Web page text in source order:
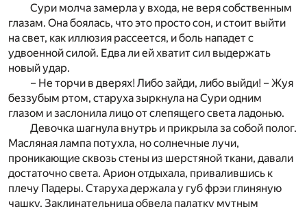
Сури молча замерла у входа, не веря собственным
глазам. Она боялась, что это просто сон, и стоит выйти
на свет, как иллюзия рассеется, и боль нападет с
удвоенной силой. Едва ли ей хватит сил выдержать
новый удар.
– Не торчи в дверях! Либо зайди, либо выйди! – Жуя
беззубым ртом, старуха зыркнула на Сури одним
глазом и заслонила лицо от слепящего света ладонью.
Девочка шагнула внутрь и прикрыла за собой полог.
Масляная лампа потухла, но солнечные лучи,
проникающие сквозь стены из шерстяной ткани, давали
достаточно света. Арион отдыхала, привалившись к
плечу Падеры. Старуха держала у губ фрэи глиняную
чашку. Заклинательница обвела палатку мутным